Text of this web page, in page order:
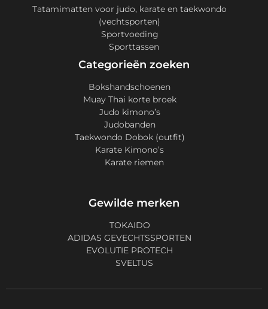
Tatamimatten voor judo, karate en taekwondo
(vechtsporten)
Sportvoeding
Sporttassen
Categorieën zoeken
Bokshandschoenen
Muay Thai korte broek
Judo kimono’s
Judobanden
Taekwondo Dobok (outfit)
Karate Kimono’s
Karate riemen
Gewilde merken
TOKAIDO
ADIDAS GEVECHTSSPORTEN
EVOLUTIE PROTECH
SVELTUS